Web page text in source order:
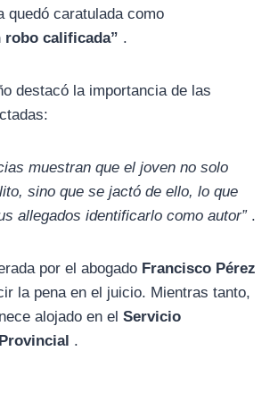
quedó caratulada como
robo calificada” .
destacó la importancia de las
muestran que el joven no solo
sino que se jactó de ello, lo que
allegados identificarlo como autor”.
por el abogado Francisco Pérez
la pena en el juicio. Mientras tanto,
alojado en el Servicio
.